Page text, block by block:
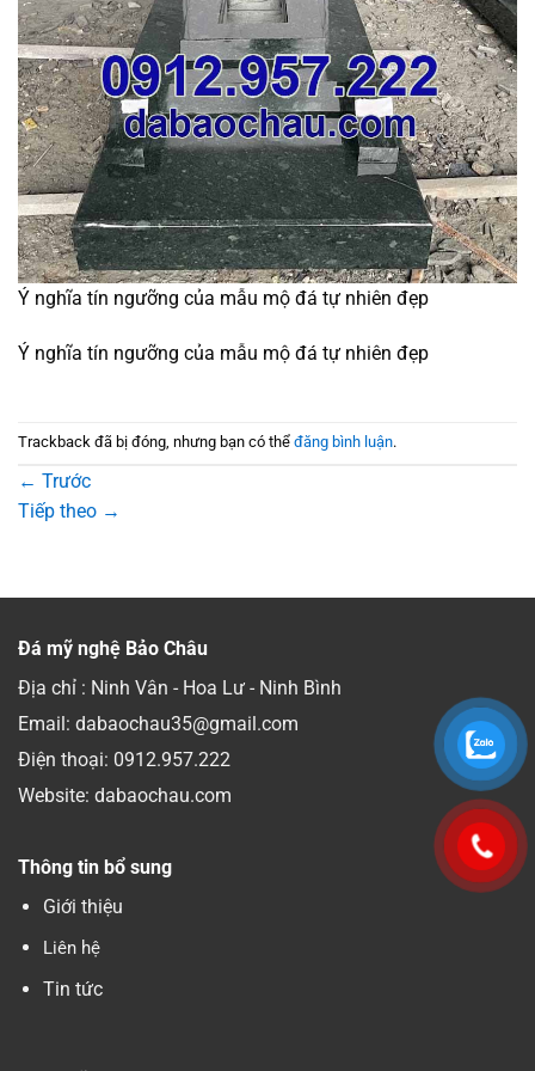
Ý nghĩa tín ngưỡng của mẫu mộ đá tự nhiên đẹp
Ý nghĩa tín ngưỡng của mẫu mộ đá tự nhiên đẹp
Trackback đã bị đóng, nhưng bạn có thể đăng bình luận.
← Trước
Tiếp theo →
Đá mỹ nghệ Bảo Châu
Địa chỉ : Ninh Vân - Hoa Lư - Ninh Bình
Email: dabaochau35@gmail.com
Điện thoại: 0912.957.222
Website: dabaochau.com
Thông tin bổ sung
Giới thiệu
Liên hệ
Tin tức